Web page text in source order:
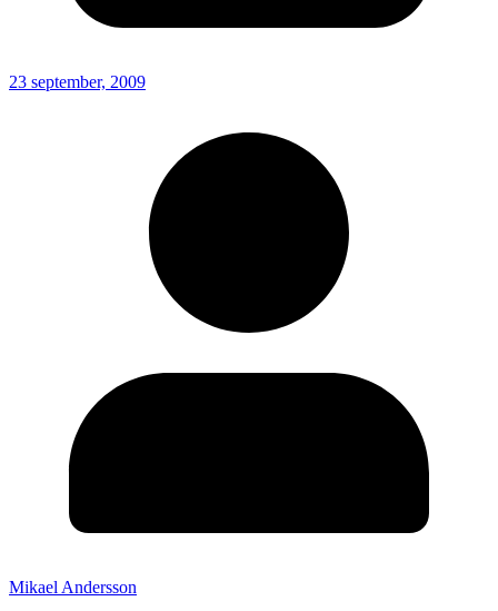
23 september, 2009
Mikael Andersson